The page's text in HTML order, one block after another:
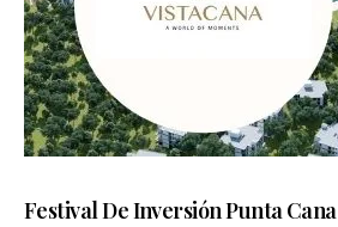
Festival De Inversión Punta Cana